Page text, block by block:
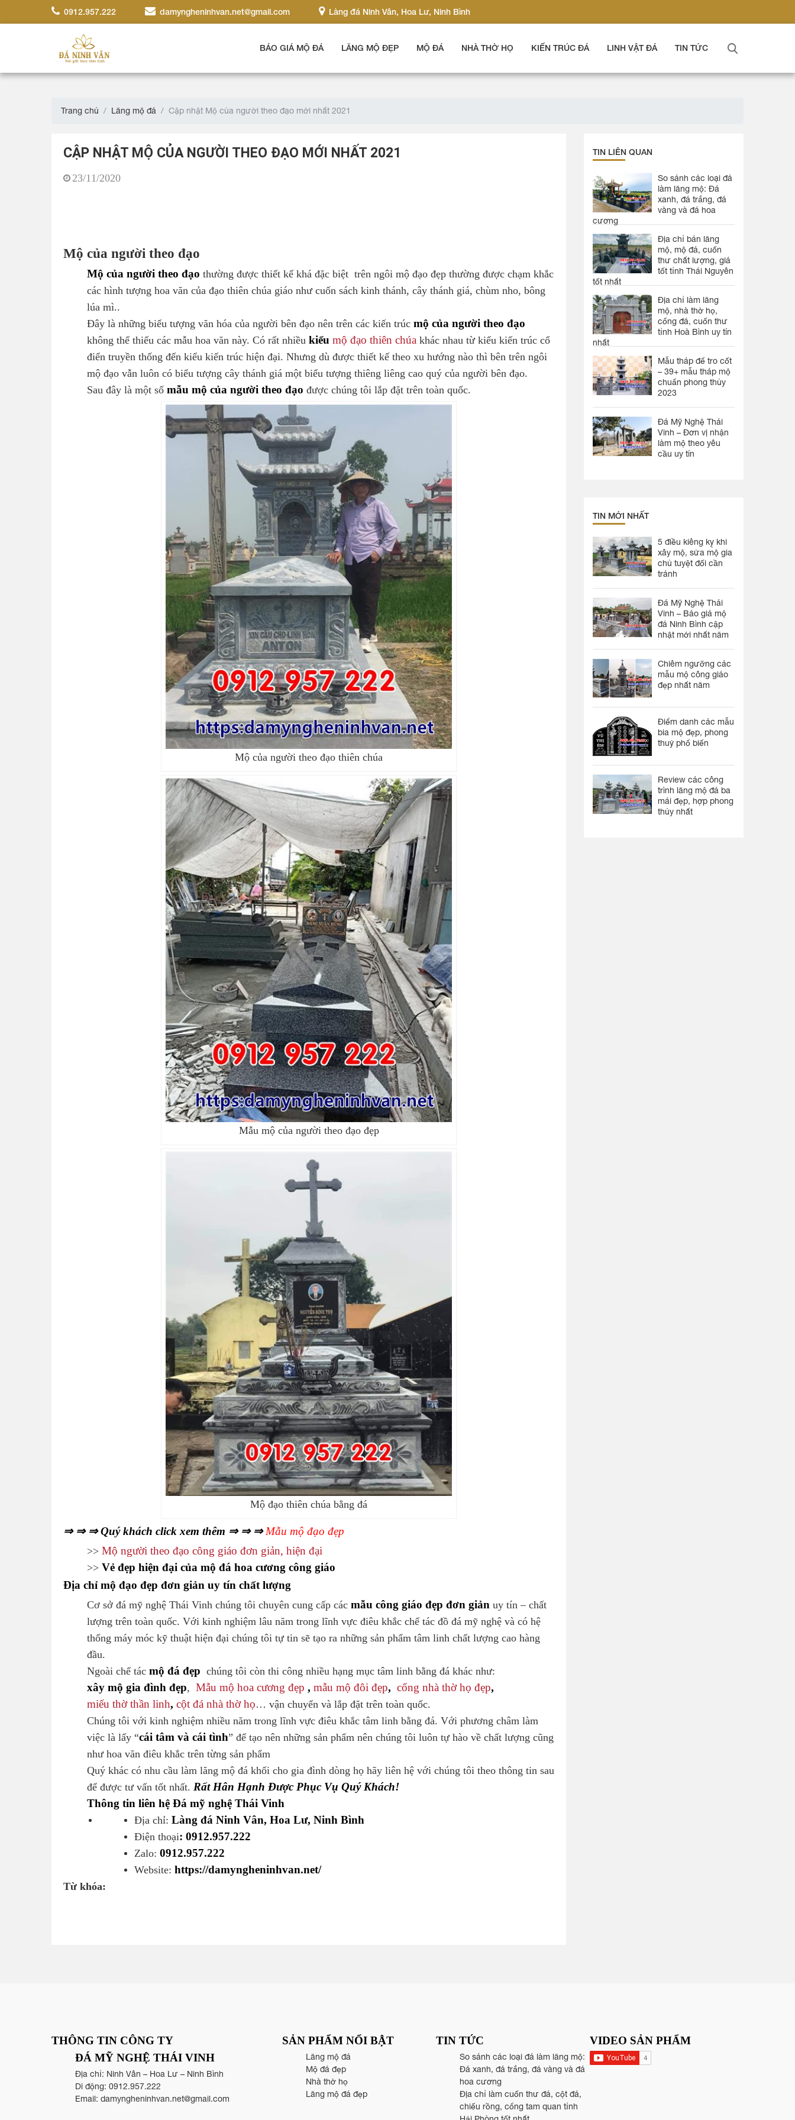
0912.957.222 damyngheninhvan.net@gmail.com Làng đá Ninh Vân, Hoa Lư, Ninh Bình
BÁO GIÁ MỘ ĐÁ LĂNG MỘ ĐẸP MỘ ĐÁ NHÀ THỜ HỌ KIẾN TRÚC ĐÁ LINH VẬT ĐÁ TIN TỨC
Trang chủ Lăng mộ đá Cập nhật Mộ của người theo đạo mới nhất 2021
CẬP NHẬT MỘ CỦA NGƯỜI THEO ĐẠO MỚI NHẤT 2021
23/11/2020
Mộ của người theo đạo
Mộ của người theo đạo thường được thiết kế khá đặc biệt trên ngôi mộ đạo đẹp thường được chạm khắc
các hình tượng hoa văn của đạo thiên chúa giáo như cuốn sách kinh thánh, cây thánh giá, chùm nho, bông
lúa mì..
Đây là những biểu tượng văn hóa của người bên đạo nên trên các kiến trúc mộ của người theo đạo
không thể thiếu các mẫu hoa văn này. Có rất nhiều kiểu mộ đạo thiên chúa khác nhau từ kiểu kiến trúc cổ
điển truyền thống đến kiểu kiến trúc hiện đại. Nhưng dù được thiết kế theo xu hướng nào thì bên trên ngôi
mộ đạo vẫn luôn có biểu tượng cây thánh giá một biểu tượng thiêng liêng cao quý của người bên đạo.
Sau đây là một số mẫu mộ của người theo đạo được chúng tôi lắp đặt trên toàn quốc.
Mộ của người theo đạo thiên chúa
Mẫu mộ của người theo đạo đẹp
Mộ đạo thiên chúa bằng đá
⇒ ⇒ ⇒ Quý khách click xem thêm ⇒ ⇒ ⇒ Mẫu mộ đạo đẹp
>> Mộ người theo đạo công giáo đơn giản, hiện đại
>> Vẻ đẹp hiện đại của mộ đá hoa cương công giáo
Địa chỉ mộ đạo đẹp đơn giản uy tín chất lượng
Cơ sở đá mỹ nghệ Thái Vinh chúng tôi chuyên cung cấp các mẫu công giáo đẹp đơn giản uy tín – chất
lượng trên toàn quốc. Với kinh nghiệm lâu năm trong lĩnh vực điêu khắc chế tác đồ đá mỹ nghệ và có hệ
thống máy móc kỹ thuật hiện đại chúng tôi tự tin sẽ tạo ra những sản phẩm tâm linh chất lượng cao hàng
đầu.
Ngoài chế tác mộ đá đẹp chúng tôi còn thi công nhiều hạng mục tâm linh bằng đá khác như:
xây mộ gia đình đẹp Mẫu mộ hoa cương đẹp , mẫu mộ đôi đẹp, cổng nhà thờ họ đẹp,
miếu thờ thần linh, cột đá nhà thờ họ … vận chuyển và lắp đặt trên toàn quốc.
Chúng tôi với kinh nghiệm nhiều năm trong lĩnh vực điêu khắc tâm linh bằng đá. Với phương châm làm
việc là lấy “cái tâm và cái tình” để tạo nên những sản phẩm nên chúng tôi luôn tự hào về chất lượng cũng
như hoa văn điêu khắc trên từng sản phẩm
Quý khác có nhu cầu làm lăng mộ đá khối cho gia đình dòng họ hãy liên hệ với chúng tôi theo thông tin sau
để được tư vấn tốt nhất. Rất Hân Hạnh Được Phục Vụ Quý Khách!
Thông tin liên hệ Đá mỹ nghệ Thái Vinh
Địa chỉ: Làng đá Ninh Vân, Hoa Lư, Ninh Bình
Điện thoại: 0912.957.222
Zalo: 0912.957.222
Website: https://damyngheninhvan.net/
Từ khóa:
TIN LIÊN QUAN
So sánh các loại đá
làm lăng mộ: Đá
xanh, đá trắng, đá
vàng và đá hoa
cương
Địa chỉ bán lăng
mộ, mộ đá, cuốn
thư chất lượng, giá
tốt tỉnh Thái Nguyên
tốt nhất
Địa chỉ làm lăng
mộ, nhà thờ họ,
cổng đá, cuốn thư
tỉnh Hoà Bình uy tín
nhất
Mẫu tháp để tro cốt
– 39+ mẫu tháp mộ
chuẩn phong thủy
2023
Đá Mỹ Nghệ Thái
Vinh – Đơn vị nhận
làm mộ theo yêu
cầu uy tín
TIN MỚI NHẤT
5 điều kiêng kỵ khi
xây mộ, sửa mộ gia
chủ tuyệt đối cần
tránh
Đá Mỹ Nghệ Thái
Vinh – Báo giá mộ
đá Ninh Bình cập
nhật mới nhất năm
Chiêm ngưỡng các
mẫu mộ công giáo
đẹp nhất năm
Điểm danh các mẫu
bia mộ đẹp, phong
thuỷ phổ biến
Review các công
trình lăng mộ đá ba
mái đẹp, hợp phong
thủy nhất
THÔNG TIN CÔNG TY
ĐÁ MỸ NGHỆ THÁI VINH
Địa chỉ: Ninh Vân – Hoa Lư – Ninh Bình
Di động: 0912.957.222
Email: damyngheninhvan.net@gmail.com
SẢN PHẨM NỔI BẬT
Lăng mộ đá
Mộ đá đẹp
Nhà thờ họ
Lăng mộ đá đẹp
TIN TỨC
So sánh các loại đá làm lăng mộ:
Đá xanh, đá trắng, đá vàng và đá
hoa cương
Địa chỉ làm cuốn thư đá, cột đá,
chiếu rồng, cổng tam quan tỉnh
VIDEO SẢN PHẨM